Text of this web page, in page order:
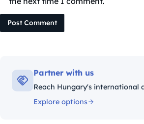
Post Comment
Partner with us
Reach Hungary's international
Explore options